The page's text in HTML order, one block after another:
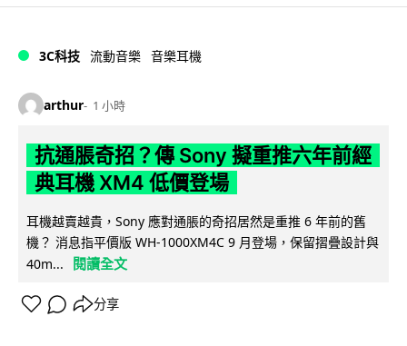
3C科技 流動音樂 音樂耳機
arthur 1 小時
抗通脹奇招？傳 Sony 擬重推六年前經
典耳機 XM4 低價登場
耳機越賣越貴，Sony 應對通脹的奇招居然是重推 6 年前的舊
機？ 消息指平價版 WH-1000XM4C 9 月登場，保留摺疊設計與
40m...
閱讀全文
分享